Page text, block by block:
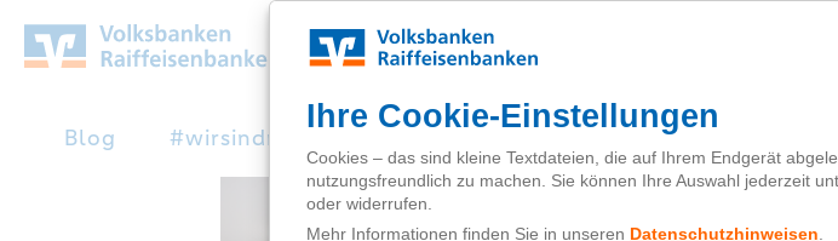
Zum
Hauptinhalt
Blog #wirsindnext Fragebox